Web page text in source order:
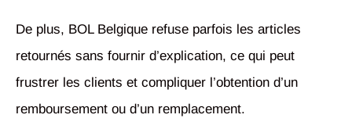
De plus, BOL Belgique refuse parfois les articles
retournés sans fournir d’explication, ce qui peut
frustrer les clients et compliquer l’obtention d’un
remboursement ou d’un remplacement.